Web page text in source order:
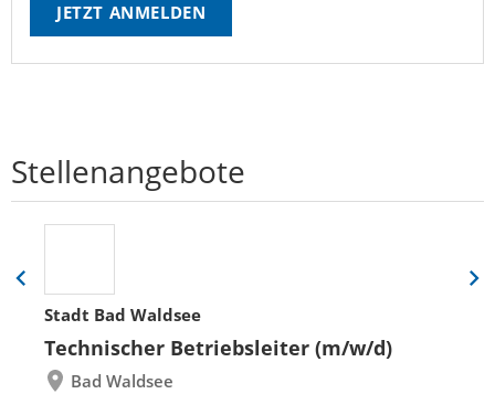
JETZT ANMELDEN
Stellenangebote
Stadt Bad Waldsee
Technischer Betriebsleiter (m/w/d)
Bad Waldsee
Folie
zurück
Eine